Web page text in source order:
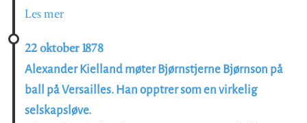
Les mer
22 oktober 1878
Alexander Kielland møter Bjørnstjerne Bjørnson på
ball på Versailles. Han opptrer som en virkelig
selskapsløve.